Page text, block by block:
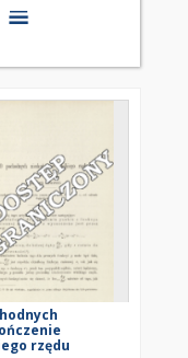
rzędu